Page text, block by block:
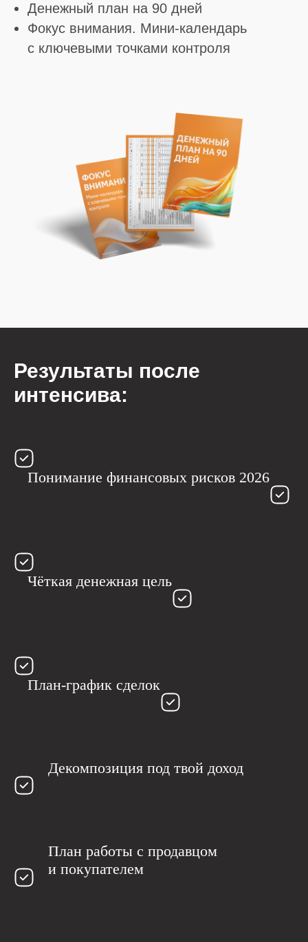
Денежный план на 90 дней
Фокус внимания. Мини-календарь
с ключевыми точками контроля
Результаты после
интенсива:
Понимание финансовых рисков 2026
Чёткая денежная цель
План-график сделок
Декомпозиция под твой доход
План работы с продавцом
и покупателем